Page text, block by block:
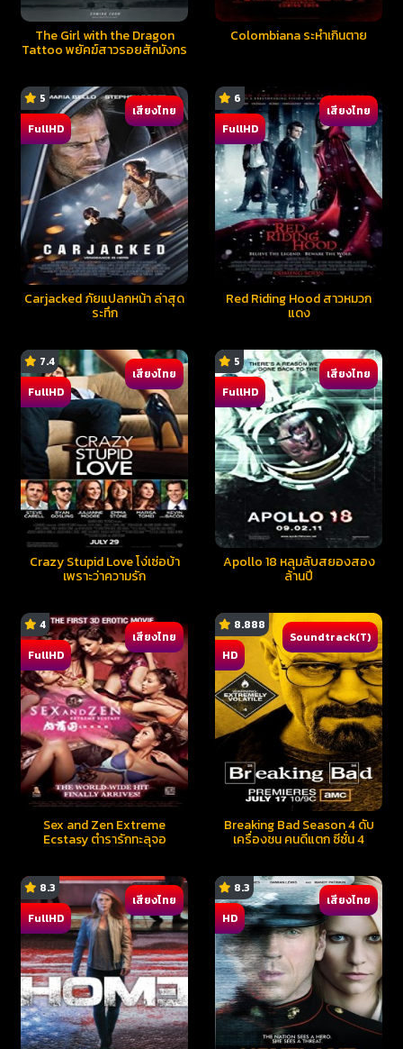
The Girl with the Dragon
Tattoo พยัคฆ์สาวรอยสักมังกร
Colombiana ระห่ำเกินตาย
5
FullHD
เสียงไทย
Carjacked ภัยแปลกหน้า ล่าสุด
ระทึก
6
FullHD
เสียงไทย
Red Riding Hood สาวหมวก
แดง
7.4
FullHD
เสียงไทย
Crazy Stupid Love โง่เซ่อบ้า
เพราะว่าความรัก
5
FullHD
เสียงไทย
Apollo 18 หลุมลับสยองสอง
ล้านปี
4
FullHD
เสียงไทย
Sex and Zen Extreme
Ecstasy ตำรารักทะลุจอ
8.888
HD
Soundtrack(T)
Breaking Bad Season 4 ดับ
เครื่องชน คนดีแตก ซีซั่น 4
8.3
FullHD
เสียงไทย
8.3
HD
เสียงไทย